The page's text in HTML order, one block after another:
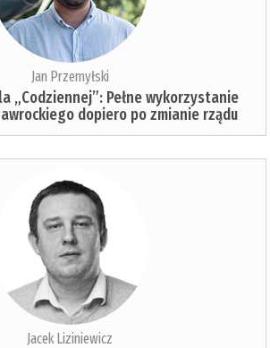
Jan Przemyłski
„Codziennej”: Pełne wykorzystanie
dopiero po zmianie rządu
Jacek Liziniewicz